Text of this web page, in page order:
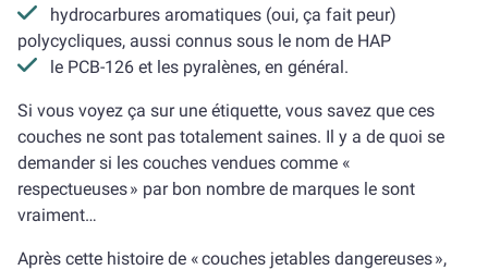
hydrocarbures aromatiques (oui, ça fait peur)
polycycliques, aussi connus sous le nom de HAP
le PCB-126 et les pyralènes, en général.
Si vous voyez ça sur une étiquette, vous savez que ces
couches ne sont pas totalement saines. Il y a de quoi se
demander si les couches vendues comme «
respectueuses » par bon nombre de marques le sont
vraiment…
Après cette histoire de « couches jetables dangereuses »,